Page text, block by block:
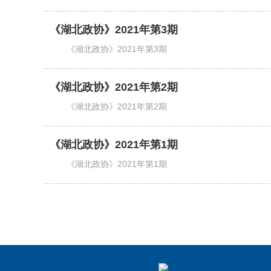
《湖北政协》2021年第3期
《湖北政协》2021年第3期
《湖北政协》2021年第2期
《湖北政协》2021年第2期
《湖北政协》2021年第1期
《湖北政协》2021年第1期